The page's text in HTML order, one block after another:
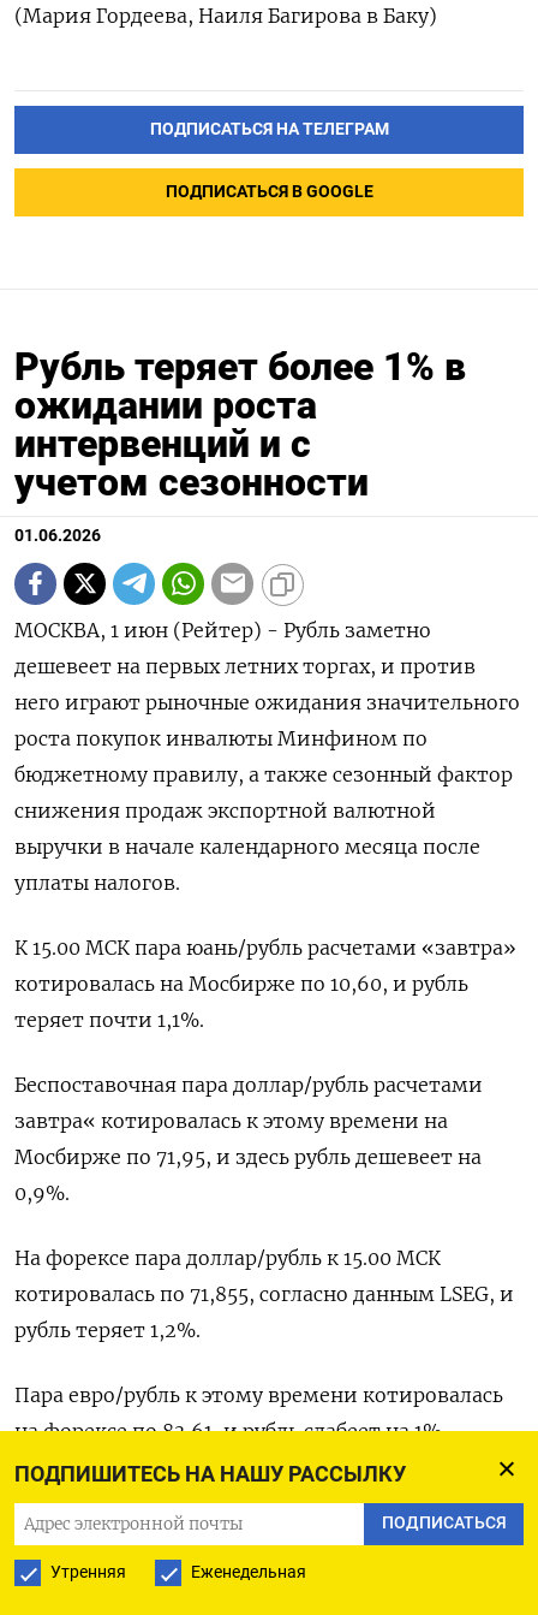
ПОДПИШИТЕСЬ НА НАШУ РАССЫЛКУ
ПОДПИСАТЬСЯ
Утренняя Еженедельная
(Мария ‌Гордеева, Наиля Багирова в Баку)
ПОДПИСАТЬСЯ НА ТЕЛЕГРАМ
ПОДПИСАТЬСЯ В GOOGLE
Рубль теряет более 1% в
ожидании роста
интервенций и с
учетом сезонности
01.06.2026
МОСКВА, 1 июн (Рейтер) - Рубль заметно
дешевеет на первых летних торгах, и против
него играют рыночные ожидания значительного
роста покупок инвалюты Минфином по
бюджетному правилу, а также сезонный фактор
снижения продаж экспортной валютной
выручки в начале календарного месяца после
уплаты налогов.
К 15.00 МСК пара юань/рубль расчетами «завтра»
‌котировалась на Мосбирже по 10,60, и рубль
теряет почти 1,1%.
Беспоставочная пара доллар/рубль расчетами
завтра« котировалась к этому времени на
Мосбирже по 71,95, и здесь рубль дешевеет на
0,9%.
На форексе пара доллар/рубль к 15.00 МСК
котировалась по 71,855, согласно данным LSEG, и
рубль ​теряет 1,2%.
Пара евро/рубль к этому времени ​котировалась
на форексе по 83,61, и рубль ​слабеет на ⁠1%.
неделе будет выступать фактор новых операций
Минфина по бюджетному ‌правилу, параметры